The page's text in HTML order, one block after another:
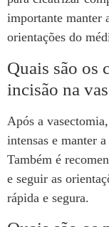
importante manter
orientações do
Quais são os
incisão na
Após a
intensas e manter
Também é
e seguir as
rápida e segura.